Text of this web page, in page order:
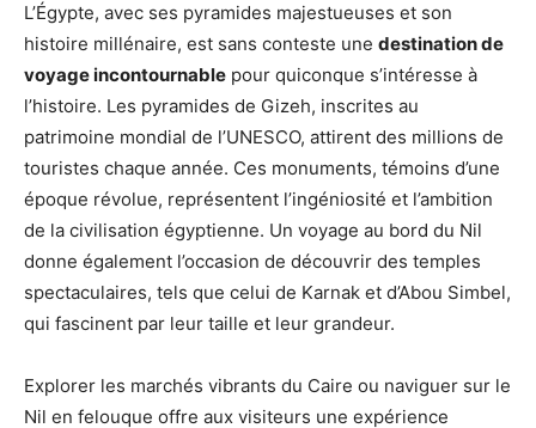
L’Égypte, avec ses pyramides majestueuses et son
histoire millénaire, est sans conteste une destination de
voyage incontournable pour quiconque s’intéresse à
l’histoire. Les pyramides de Gizeh, inscrites au
patrimoine mondial de l’UNESCO, attirent des millions de
touristes chaque année. Ces monuments, témoins d’une
époque révolue, représentent l’ingéniosité et l’ambition
de la civilisation égyptienne. Un voyage au bord du Nil
donne également l’occasion de découvrir des temples
spectaculaires, tels que celui de Karnak et d’Abou Simbel,
qui fascinent par leur taille et leur grandeur.
Explorer les marchés vibrants du Caire ou naviguer sur le
Nil en felouque offre aux visiteurs une expérience